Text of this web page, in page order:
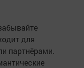
для
партнёрами.